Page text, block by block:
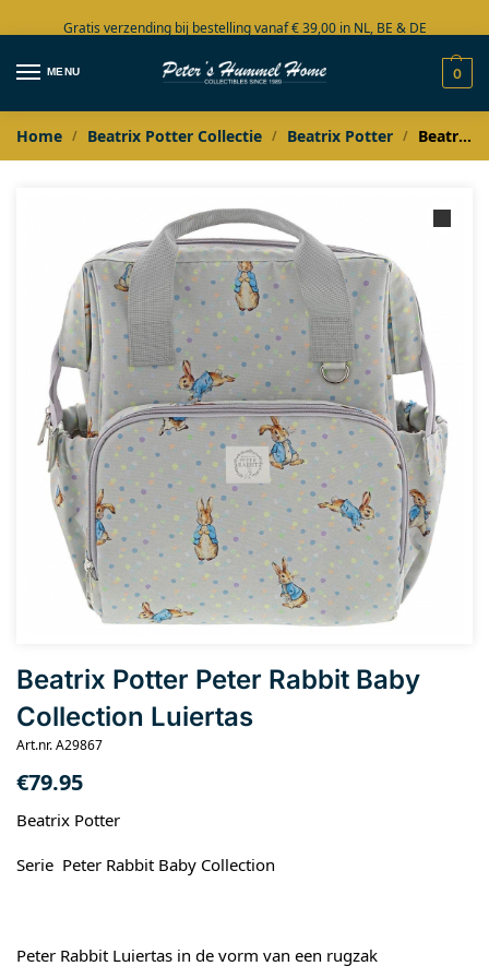
Gratis verzending bij bestelling vanaf € 39,00 in NL, BE & DE
Grote collectie in voorraad
MENU 0
Home / Beatrix Potter Collectie / Beatrix Potter / Beatrix Potter Peter Rabbit Baby Collection Luiertas
Beatrix Potter Peter Rabbit Baby
Collection Luiertas
Art.nr. A29867
€79.95
Beatrix Potter
Serie Peter Rabbit Baby Collection
Peter Rabbit Luiertas in de vorm van een rugzak